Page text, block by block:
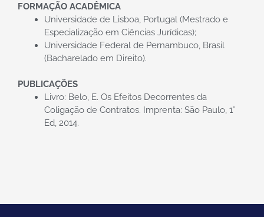
FORMAÇÃO ACADÊMICA
Universidade de Lisboa, Portugal (Mestrado e
Especialização em Ciências Jurídicas);
Universidade Federal de Pernambuco, Brasil
(Bacharelado em Direito).
PUBLICAÇÕES
Livro: Belo, E. Os Efeitos Decorrentes da
Coligação de Contratos. Imprenta: São Paulo, 1°
Ed, 2014.